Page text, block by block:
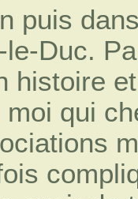
puis
le-Duc.
histoire
moi qui